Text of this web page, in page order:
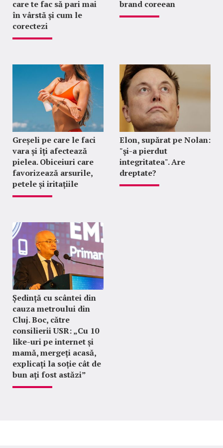
care te fac să pari mai
în vârstă și cum le
corectezi
brand coreean
Greșeli pe care le faci
vara și îți afectează
pielea. Obiceiuri care
favorizează arsurile,
petele și iritațiile
Elon, supărat pe Nolan:
"şi-a pierdut
integritatea". Are
dreptate?
Ședință cu scântei din
cauza metroului din
Cluj. Boc, către
consilierii USR: „Cu 10
like-uri pe internet și
mamă, mergeți acasă,
explicați la soție cât de
bun ați fost astăzi”